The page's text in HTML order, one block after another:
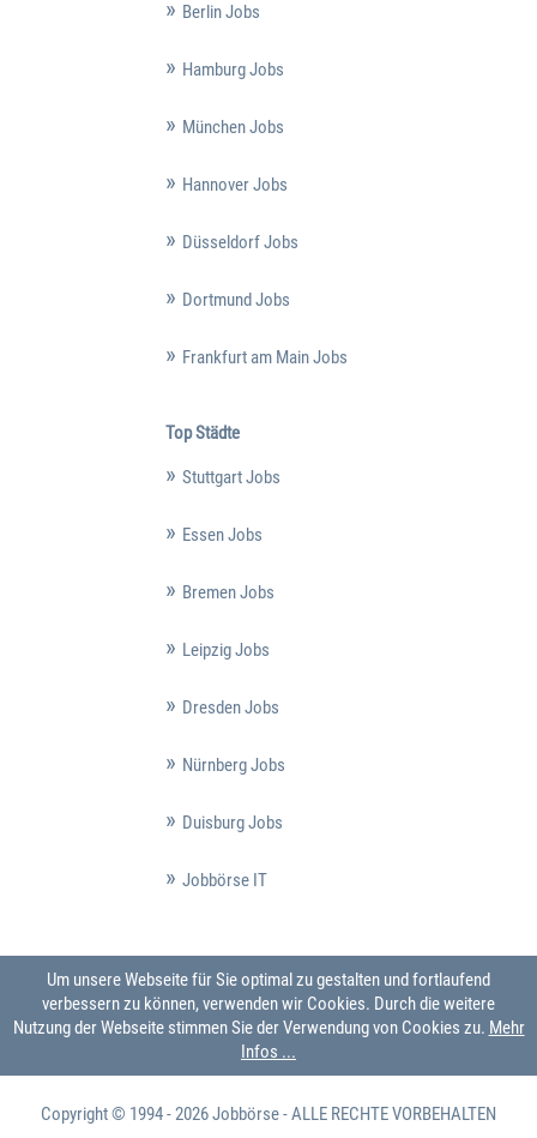
Berlin Jobs
Hamburg Jobs
München Jobs
Hannover Jobs
Düsseldorf Jobs
Dortmund Jobs
Frankfurt am Main Jobs
Top Städte
Stuttgart Jobs
Essen Jobs
Bremen Jobs
Leipzig Jobs
Dresden Jobs
Nürnberg Jobs
Duisburg Jobs
Jobbörse IT
Um unsere Webseite für Sie optimal zu gestalten und fortlaufend
verbessern zu können, verwenden wir Cookies. Durch die weitere
Nutzung der Webseite stimmen Sie der Verwendung von Cookies zu. Mehr
Infos ...
Copyright © 1994 - 2026Jobbörse- ALLE RECHTE VORBEHALTEN